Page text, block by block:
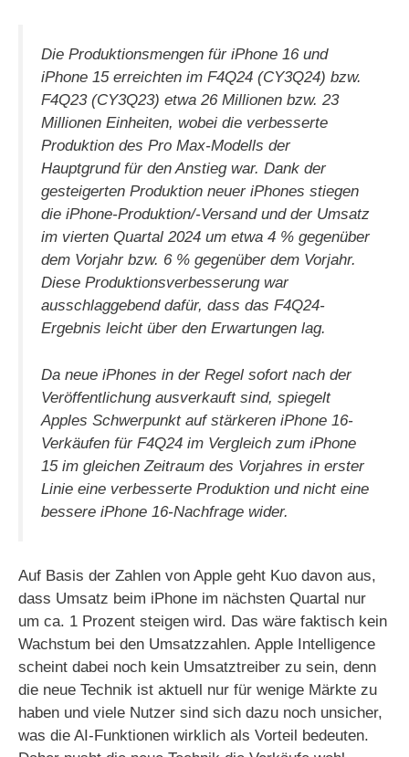
Die Produktionsmengen für iPhone 16 und
iPhone 15 erreichten im F4Q24 (CY3Q24) bzw.
F4Q23 (CY3Q23) etwa 26 Millionen bzw. 23
Millionen Einheiten, wobei die verbesserte
Produktion des Pro Max-Modells der
Hauptgrund für den Anstieg war. Dank der
gesteigerten Produktion neuer iPhones stiegen
die iPhone-Produktion/-Versand und der Umsatz
im vierten Quartal 2024 um etwa 4 % gegenüber
dem Vorjahr bzw. 6 % gegenüber dem Vorjahr.
Diese Produktionsverbesserung war
ausschlaggebend dafür, dass das F4Q24-
Ergebnis leicht über den Erwartungen lag.
Da neue iPhones in der Regel sofort nach der
Veröffentlichung ausverkauft sind, spiegelt
Apples Schwerpunkt auf stärkeren iPhone 16-
Verkäufen für F4Q24 im Vergleich zum iPhone
15 im gleichen Zeitraum des Vorjahres in erster
Linie eine verbesserte Produktion und nicht eine
bessere iPhone 16-Nachfrage wider.
Auf Basis der Zahlen von Apple geht Kuo davon aus,
dass Umsatz beim iPhone im nächsten Quartal nur
um ca. 1 Prozent steigen wird. Das wäre faktisch kein
Wachstum bei den Umsatzzahlen. Apple Intelligence
scheint dabei noch kein Umsatztreiber zu sein, denn
die neue Technik ist aktuell nur für wenige Märkte zu
haben und viele Nutzer sind sich dazu noch unsicher,
was die AI-Funktionen wirklich als Vorteil bedeuten.